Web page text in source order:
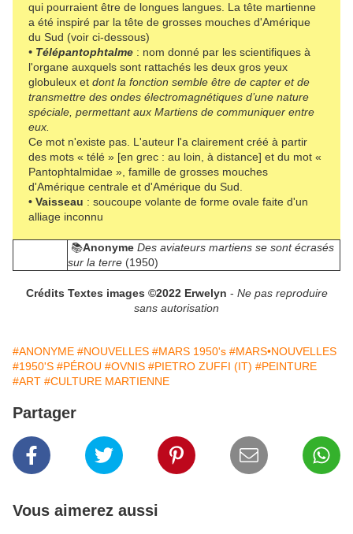
qui pourraient être de longues langues. La tête martienne
a été inspiré par la tête de grosses mouches d'Amérique
du Sud (voir ci-dessous)
• Télépantophtalme : nom donné par les scientifiques à
l'organe auxquels sont rattachés les deux gros yeux
globuleux et dont la fonction semble être de capter et de
transmettre des ondes électromagnétiques d’une nature
spéciale, permettant aux Martiens de communiquer entre
eux.
Ce mot n'existe pas. L'auteur l'a clairement créé à partir
des mots « télé » [en grec : au loin, à distance] et du mot «
Pantophtalmidae », famille de grosses mouches
d'Amérique centrale et d'Amérique du Sud.
• Vaisseau : soucoupe volante de forme ovale faite d'un
alliage inconnu
📚Anonyme Des aviateurs martiens se sont écrasés
sur la terre (1950)
Crédits Textes images ©2022 Erwelyn - Ne pas reproduire
sans autorisation
#ANONYME #NOUVELLES #MARS 1950's #MARS•NOUVELLES
#1950'S #PÉROU #OVNIS #PIETRO ZUFFI (IT) #PEINTURE
#ART #CULTURE MARTIENNE
Partager
Vous aimerez aussi